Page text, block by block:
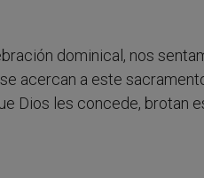
dominical, nos
acercan a este
Dios les concede, brotan